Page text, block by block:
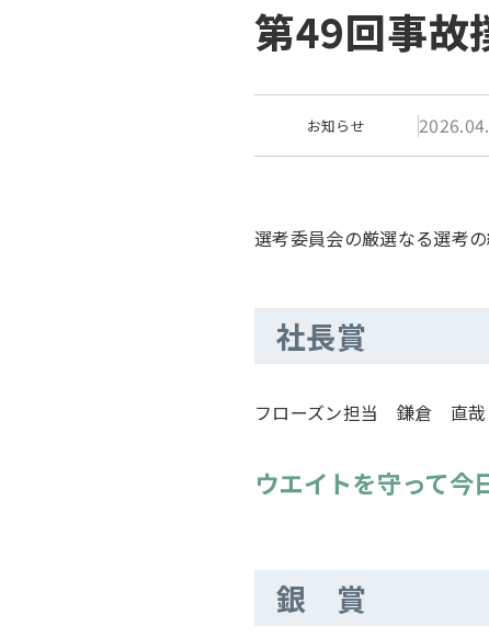
第49回事故
お知らせ
選考委員会の厳選なる選考
社長賞
フローズン担当 鎌倉 直哉
ウエイトを守って今
銀 賞